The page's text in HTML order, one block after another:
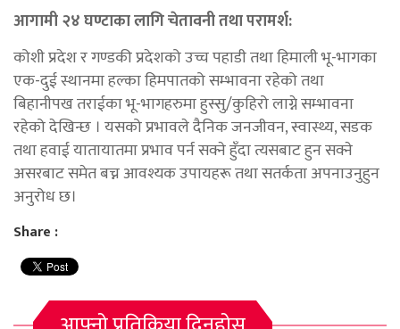
आगामी २४ घण्टाका लागि चेतावनी तथा परामर्श:
कोशी प्रदेश र गण्डकी प्रदेशको उच्च पहाडी तथा हिमाली भू-भागका
एक-दुई स्थानमा हल्का हिमपातको सम्भावना रहेको तथा
बिहानीपख तराईका भू-भागहरुमा हुस्सु/कुहिरो लाग्ने सम्भावना
रहेको देखिन्छ । यसको प्रभावले दैनिक जनजीवन, स्वास्थ्य, सडक
तथा हवाई यातायातमा प्रभाव पर्न सक्ने हुँदा त्यसबाट हुन सक्ने
असरबाट समेत बच्न आवश्यक उपायहरू तथा सतर्कता अपनाउनुहुन
अनुरोध छ।
Share :